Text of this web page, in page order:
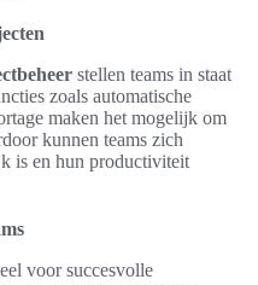
stellen teams in staat
zoals automatische
maken het mogelijk om
kunnen teams zich
is en hun productiviteit
voor succesvolle